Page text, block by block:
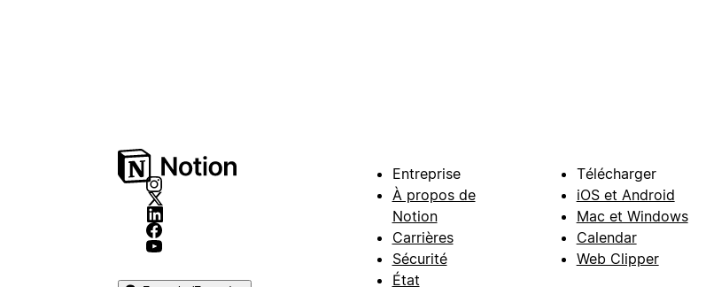
Entreprise
À propos de
Notion
Carrières
Sécurité
État
Télécharger
iOS et Android
Mac et Windows
Calendar
Web Clipper